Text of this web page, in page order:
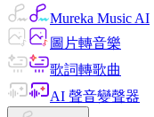
Mureka Music AI
圖片轉音樂
歌詞轉歌曲
AI 聲音變聲器